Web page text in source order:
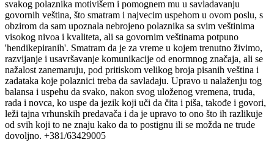
svakog polaznika motivišem i pomognem mu u savladavanju
govornih veština, što smatram i najvecim uspehom u ovom poslu, s
obzirom da sam upoznala nebrojeno polaznika sa svim veštinima
visokog nivoa i kvaliteta, ali sa govornim veštinama potpuno
'hendikepiranih'. Smatram da je za vreme u kojem trenutno živimo,
razvijanje i usavršavanje komunikacije od enormnog značaja, ali se
nažalost zanemaruju, pod pritiskom velikog broja pisanih veština i
zadataka koje polaznici treba da savladaju. Upravo u nalaženju tog
balansa i uspehu da svako, nakon svog uloženog vremena, truda,
rada i novca, ko uspe da jezik koji uči da čita i piša, takođe i govori,
leži tajna vrhunskih predavača i da je upravo to ono što ih razlikuje
od svih koji to ne znaju kako da to postignu ili se možda ne trude
dovoljno. +381/63429005